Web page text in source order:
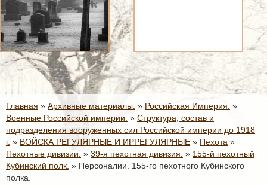
Главная » Архивные материалы. » Российская Империя. »
Военные Российской империи. » Структура, состав и
подразделения вооруженных сил Российской империи до 1918
г. » ВОЙСКА РЕГУЛЯРНЫЕ И ИРРЕГУЛЯРНЫЕ » Пехота »
Пехотные дивизии. » 39-я пехотная дивизия. » 155-й пехотный
Кубинский полк. » Персоналии. 155-го пехотного Кубинского
полка.